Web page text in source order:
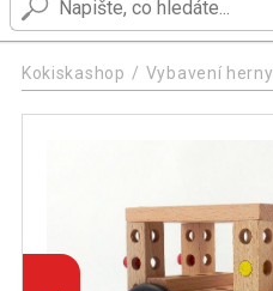
Kokiskashop Vybavení herny